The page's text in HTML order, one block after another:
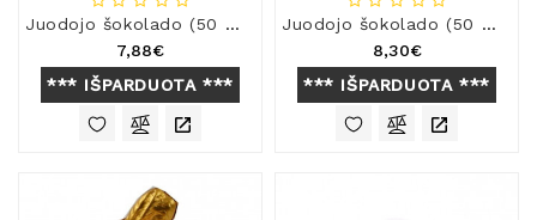
Juodojo šokolado (50 %) figūra „Eglė“
7,88€
*** IŠPARDUOTA ***
Juodojo šokolado (50 %) figūra „Kiškis“
8,30€
*** IŠPARDUOTA ***